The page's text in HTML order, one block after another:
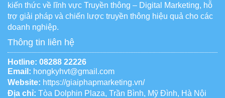
kiến thức về lĩnh vực Truyền thông – Digital Marketing, hỗ
trợ giải pháp và chiến lược truyền thông hiệu quả cho các
doanh nghiệp.
Thông tin liên hệ
Hotline: 08288 22226
Email: hongkyhvt@gmail.com
Website: https://giaiphapmarketing.vn/
Địa chỉ: Tòa Dolphin Plaza, Trần Bình, Mỹ Đình, Hà Nội